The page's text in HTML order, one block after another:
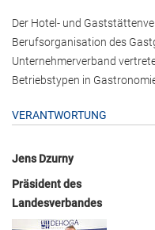
Der Hotel- und
Berufsorganisation des
Unternehmerverband
Betriebstypen in
VERANTWORTUNG
Jens Dzurny
Präsident des
Landesverbandes